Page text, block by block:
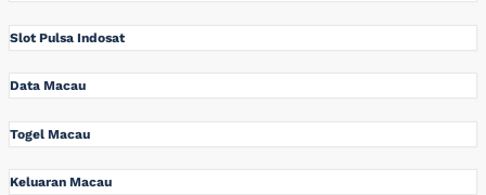
Slot Pulsa Indosat
Data Macau
Togel Macau
Keluaran Macau